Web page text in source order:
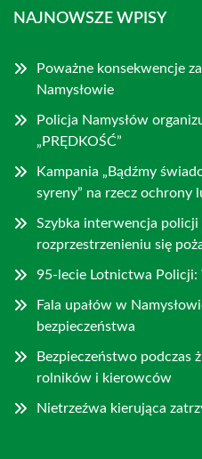
NAJNOWSZE WPISY
Poważne konsekwencje
Namysłowie
Policja Namysłów
„PRĘDKOŚĆ”
Kampania „Bądźmy
syreny” na rzecz ochrony
Szybka interwencja policji
rozprzestrzenieniu się
95-lecie Lotnictwa Policji:
Fala upałów w
bezpieczeństwa
Bezpieczeństwo podczas
rolników i kierowców
Nietrzeźwa kierująca